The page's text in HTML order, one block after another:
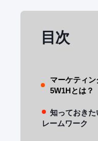
目次
マーケティ
5W1Hとは？
知っておきた
レームワーク